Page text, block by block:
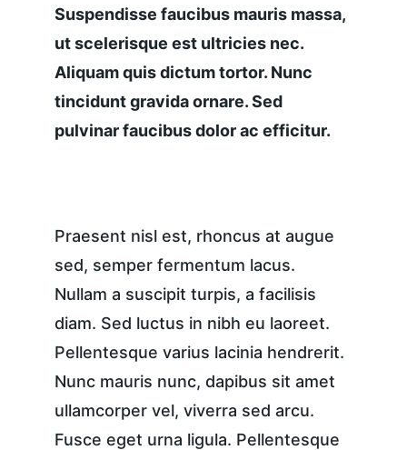
Suspendisse faucibus mauris massa,
ut scelerisque est ultricies nec.
Aliquam quis dictum tortor. Nunc
tincidunt gravida ornare. Sed
pulvinar faucibus dolor ac efficitur.
Praesent nisl est, rhoncus at augue
sed, semper fermentum lacus.
Nullam a suscipit turpis, a facilisis
diam. Sed luctus in nibh eu laoreet.
Pellentesque varius lacinia hendrerit.
Nunc mauris nunc, dapibus sit amet
ullamcorper vel, viverra sed arcu.
Fusce eget urna ligula. Pellentesque